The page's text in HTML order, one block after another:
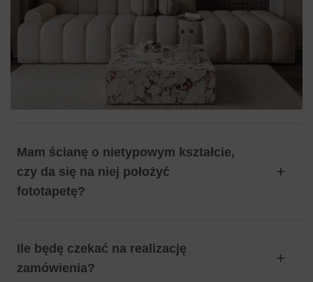
Mam ścianę o nietypowym kształcie,
czy da się na niej położyć
fototapetę?
Ile będę czekać na realizację
zamówienia?